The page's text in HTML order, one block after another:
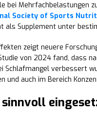
bei Mehrfachbelastungen
Society of Sports
als Supplement unter
zeigt neuere
von 2024 fand, dass
Schlafmangel verbessert
und auch im Bereich